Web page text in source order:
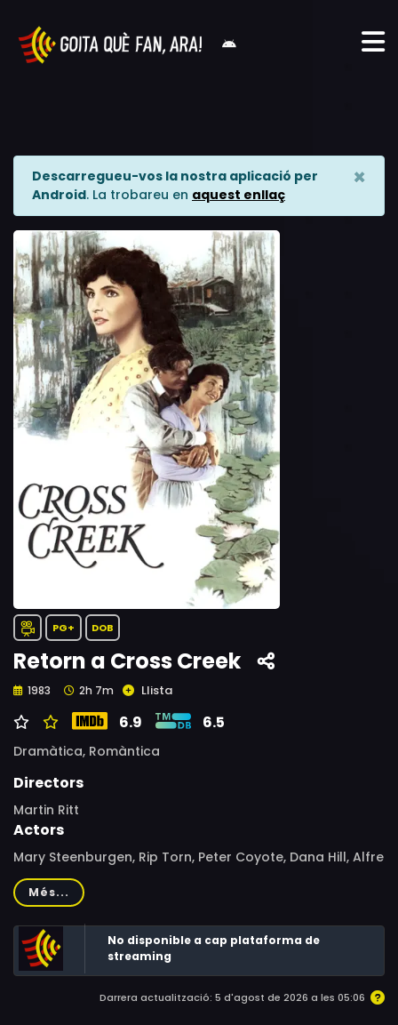
Descarregueu-vos la nostra aplicació per
Android. La trobareu en aquest enllaç
×
PG+ DOB
Retorn a Cross Creek
1983 2h 7m Llista
6.9 6.5
Dramàtica, Romàntica
Directors
Martin Ritt
Actors
Mary Steenburgen, Rip Torn, Peter Coyote, Dana Hill, Alfre
Woodard, Joanna Miles, Ike Eisenmann, Toni Hudson,
Cary Guffey, Bo Rucker, Jay O. Sanders, John Hammond,
Tommy Alford, Norton Baskin, Terrence Gehr, Keith
Michel, Nora Rogers, Kenneth V. Vickery, C.T. Wakefield,
Malcolm McDowell
Més...
No disponible a cap plataforma de
streaming
Darrera actualització: 5 d'agost de 2026 a les 05:06